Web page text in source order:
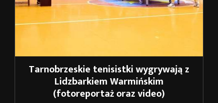
Tarnobrzeskie tenisistki wygrywają z
Lidzbarkiem Warmińskim
(fotoreportaż oraz video)